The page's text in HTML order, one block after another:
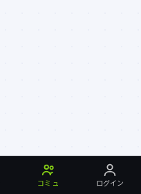
コミュ ログイン